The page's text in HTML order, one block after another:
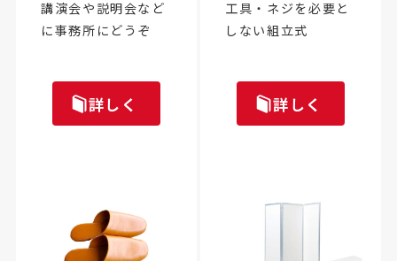
講演会や説明会など
に事務所にどうぞ
詳しく
工具・ネジを必要と
しない組立式
詳しく